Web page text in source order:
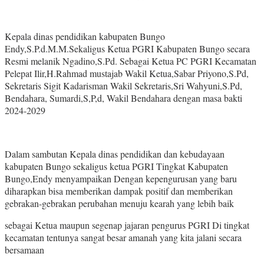
Kepala dinas pendidikan kabupaten Bungo
Endy,S.P.d.M.M.Sekaligus Ketua PGRI Kabupaten Bungo secara
Resmi melanik Ngadino,S.Pd. Sebagai Ketua PC PGRI Kecamatan
Pelepat Ilir,H.Rahmad mustajab Wakil Ketua,Sabar Priyono,S.Pd,
Sekretaris Sigit Kadarisman Wakil Sekretaris,Sri Wahyuni,S.Pd,
Bendahara, Sumardi,S,P,d, Wakil Bendahara dengan masa bakti
2024-2029
Dalam sambutan Kepala dinas pendidikan dan kebudayaan
kabupaten Bungo sekaligus ketua PGRI Tingkat Kabupaten
Bungo,Endy menyampaikan Dengan kepengurusan yang baru
diharapkan bisa memberikan dampak positif dan memberikan
gebrakan-gebrakan perubahan menuju kearah yang lebih baik
sebagai Ketua maupun segenap jajaran pengurus PGRI Di tingkat
kecamatan tentunya sangat besar amanah yang kita jalani secara
bersamaan